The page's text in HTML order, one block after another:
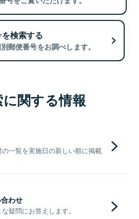
検索する
郵便番号をお調べします。
関する情報
一覧を実施日の新しい順に掲載
わせ
疑問にお答えします。